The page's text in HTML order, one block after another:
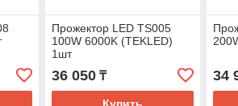
Прожектор LED TS005
100W 6000K (TEKLED)
1шт
36 050₸ 34